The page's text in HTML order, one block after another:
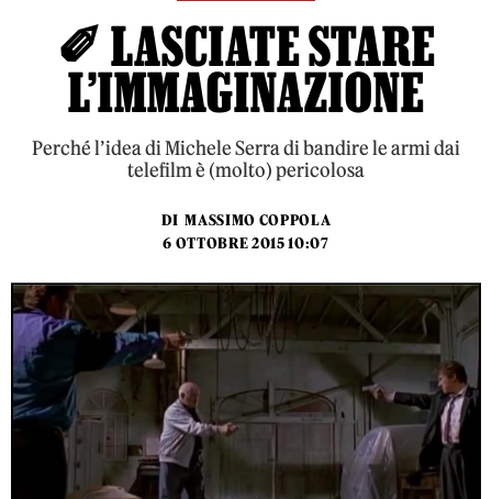
✐ LASCIATE STARE
L’IMMAGINAZIONE
Perché l’idea di Michele Serra di bandire le armi dai
telefilm è (molto) pericolosa
DI MASSIMO COPPOLA
6 OTTOBRE 2015 10:07